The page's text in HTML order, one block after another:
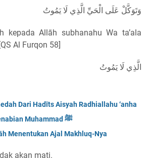
وَتَوَكَّلْ عَلَى الْحَيِّ الَّذِي لَا يَمُوتُ
kepada Allāh subhanahu Wa ta’ala
Al Furqon 58]
الَّذِي لَا يَمُوتُ
Dari Hadīts Aisyah Radhiallahu ‘anha
Halaqah – 15 Kenabian Muhammad ﷺ
Menentukan Ajal Makhluq-Nya
akan mati.